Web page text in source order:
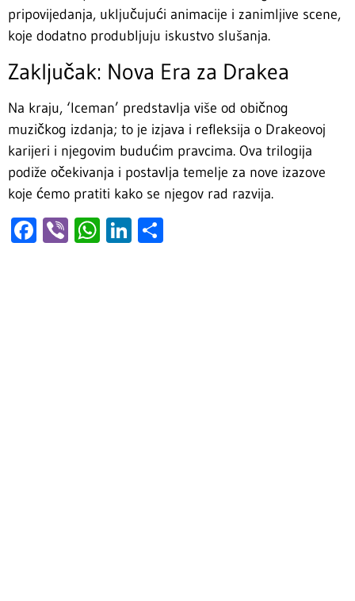
pripovijedanja, uključujući animacije i zanimljive scene,
koje dodatno produbljuju iskustvo slušanja.
Zaključak: Nova Era za Drakea
Na kraju, ‘Iceman’ predstavlja više od običnog
muzičkog izdanja; to je izjava i refleksija o Drakeovoj
karijeri i njegovim budućim pravcima. Ova trilogija
podiže očekivanja i postavlja temelje za nove izazove
koje ćemo pratiti kako se njegov rad razvija.
Facebook
ViberWhatsApp
LinkedIn